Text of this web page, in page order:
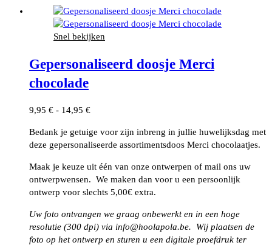
Snel bekijken
Gepersonaliseerd doosje Merci
chocolade
9,95 € - 14,95 €Prijsklasse:
tot
14,95 €
Bedank je getuige voor zijn inbreng in jullie huwelijksdag met
deze gepersonaliseerde assortimentsdoos Merci chocolaatjes.
Maak je keuze uit één van onze ontwerpen of mail ons uw
ontwerpwensen. We maken dan voor u een persoonlijk
ontwerp voor slechts 5,00€ extra.
Uw foto ontvangen we graag onbewerkt en in een hoge
resolutie (300 dpi) via info@hoolapola.be. Wij plaatsen de
foto op het ontwerp en sturen u een digitale proefdruk ter